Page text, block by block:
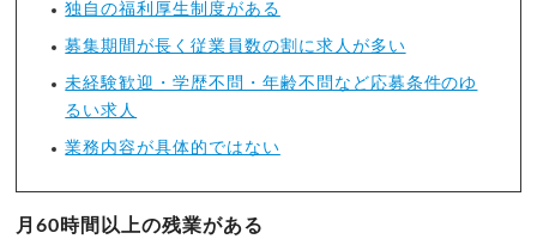
独自の福利厚生制度がある
募集期間が長く従業員数の割に求人が多い
未経験歓迎・学歴不問・年齢不問など応募条件のゆ
るい求人
業務内容が具体的ではない
月60時間以上の残業がある